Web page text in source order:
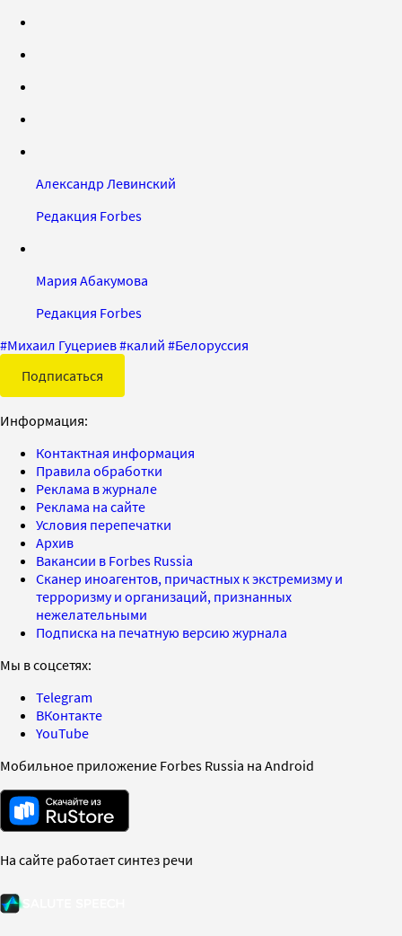
Александр Левинский
Редакция Forbes
Мария Абакумова
Редакция Forbes
#Михаил Гуцериев#калий #Белоруссия
Подписаться
Информация:
Контактная информация
Правила обработки
Реклама в журнале
Реклама на сайте
Условия перепечатки
Архив
Вакансии в Forbes Russia
Сканер иноагентов, причастных к экстремизму и
терроризму и организаций, признанных
нежелательными
Подписка на печатную версию журнала
Мы в соцсетях:
Telegram
ВКонтакте
YouTube
Мобильное приложение Forbes Russia на Android
На сайте работает синтез речи